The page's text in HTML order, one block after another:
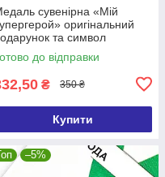
сувенірна «Мій
оригінальний
та символ
до відправки
₴ 350 ₴
Купити
–5%